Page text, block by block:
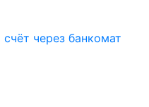
через банкомат